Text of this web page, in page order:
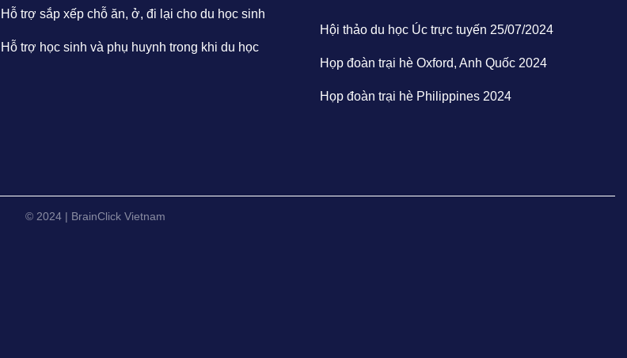
Hỗ trợ sắp xếp chỗ ăn, ở, đi lại cho du học sinh
Hỗ trợ học sinh và phụ huynh trong khi du học
Hội thảo du học Úc trực tuyến 25/07/2024
Họp đoàn trại hè Oxford, Anh Quốc 2024
Họp đoàn trại hè Philippines 2024
© 2024 | BrainClick Vietnam